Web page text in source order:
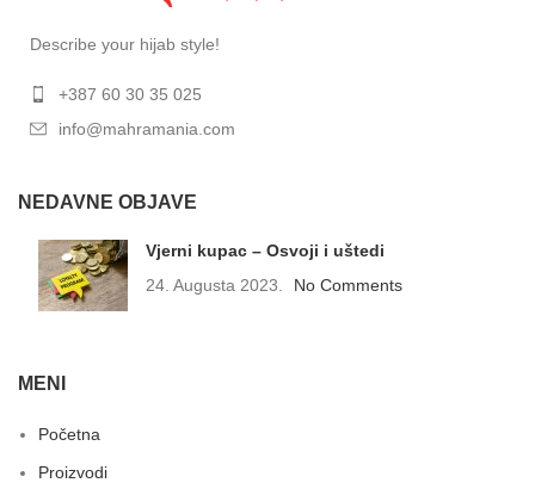
Describe your hijab style!
+387 60 30 35 025
info@mahramania.com
NEDAVNE OBJAVE
Vjerni kupac – Osvoji i uštedi
24. Augusta 2023.
No Comments
MENI
Početna
Proizvodi